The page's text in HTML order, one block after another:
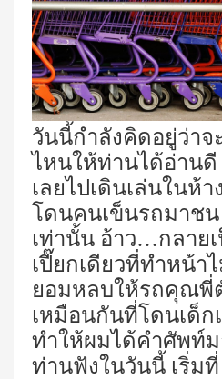
วันนี้กำลังคิดอยู่ว่าจ
ไหนให้ท่านได้อ่าน
เลยไปเดินเล่นในห้
โดนคนเข็นรถมาช
เท่านั้น อ้าว…กลาย
เปี๊ยกเดียวที่ทำหน้า
ยอมหลบให้รถคุณพี่
เหมือนกันที่โดนเด็
ทำให้ผมได้คำศัพท์ม
ท่านฟังในวันนี้ เริ่มที่